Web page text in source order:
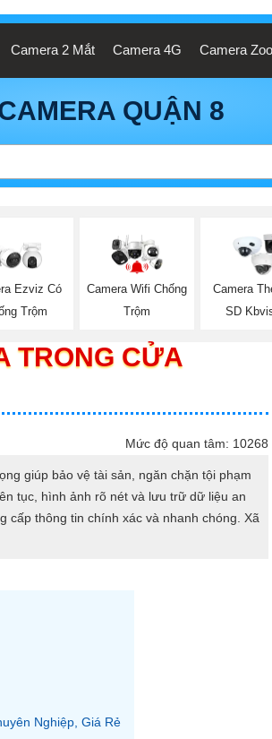
Camera 2 Mắt Camera 4G Camera
QUẬN 8
Ezviz Có
Trộm
Camera Wifi Chống
Trộm
Camera
SD
TRONG CỬA
Mức độ quan tâm: 10268
giúp bảo vệ tài sản, ngăn chặn tội phạm
tục, hình ảnh rõ nét và lưu trữ dữ liệu an
cấp thông tin chính xác và nhanh chóng. Xã
Nghiệp, Giá Rẻ